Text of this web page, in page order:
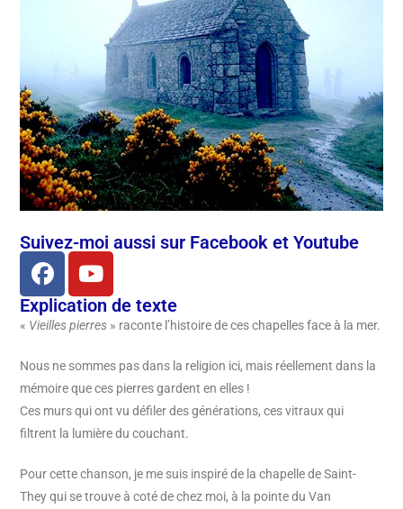
Suivez-moi aussi sur Facebook et Youtube
Explication de texte
« Vieilles pierres » raconte l’histoire de ces chapelles face à la mer.
Nous ne sommes pas dans la religion ici, mais réellement dans la
mémoire que ces pierres gardent en elles !
Ces murs qui ont vu défiler des générations, ces vitraux qui
filtrent la lumière du couchant.
Pour cette chanson, je me suis inspiré de la chapelle de Saint-
They qui se trouve à coté de chez moi, à la pointe du Van